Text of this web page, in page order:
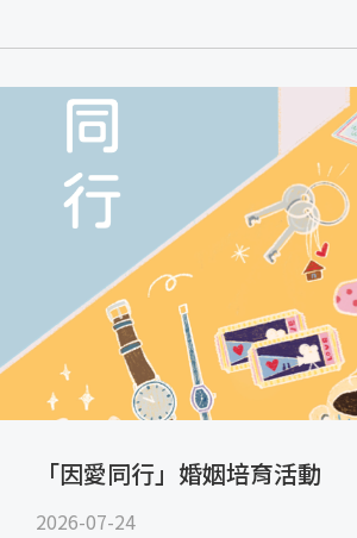
「因愛同行」婚姻培育活動
2026-07-24